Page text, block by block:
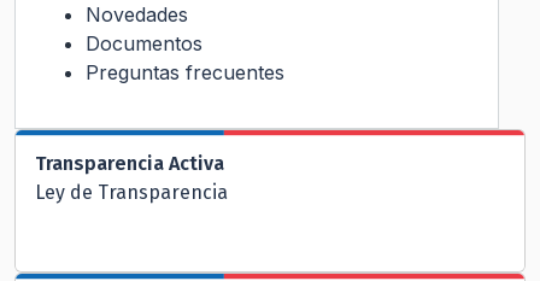
Novedades
Documentos
Preguntas frecuentes
Transparencia Activa
Ley de Transparencia